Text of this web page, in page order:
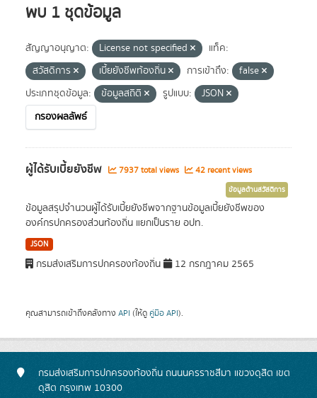
พบ 1 ชุดข้อมูล
สัญญาอนุญาต: License not specified
แท็ค:
สวัสดิการ
เบี้ยยังชีพท้องถิ่น การเข้าถึง:
false
ประเภทชุดข้อมูล:
ข้อมูลสถิติ รูปแบบ:
JSON
กรองผลลัพธ์
ผู้ได้รับเบี้ยยังชีพ 7937 total views 42 recent views
ข้อมูลด้านสวัสดิการ
ข้อมูลสรุปจำนวนผู้ได้รับเบี้ยยังชีพจากฐานข้อมูลเบี้ยยังชีพของ
องค์กรปกครองส่วนท้องถิ่น แยกเป็นราย อปท.
JSON
กรมส่งเสริมการปกครองท้องถิ่น 12 กรกฎาคม 2565
คุณสามารถเข้าถึงคลังทาง API (ให้ดู คู่มือ API).
กรมส่งเสริมการปกครองท้องถิ่น ถนนนครราชสีมา แขวงดุสิต เขต
ดุสิต กรุงเทพ 10300